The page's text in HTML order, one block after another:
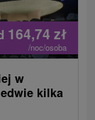
164,74 zł
/noc/osoba
w
kilka